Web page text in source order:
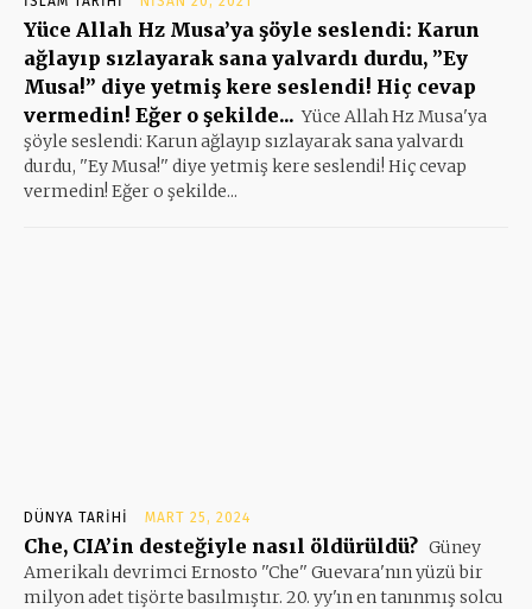
Yüce Allah Hz Musa’ya şöyle seslendi: Karun
ağlayıp sızlayarak sana yalvardı durdu, ”Ey
Musa!” diye yetmiş kere seslendi! Hiç cevap
vermedin! Eğer o şekilde... Yüce Allah Hz Musa'ya
şöyle seslendi: Karun ağlayıp sızlayarak sana yalvardı
durdu, ''Ey Musa!'' diye yetmiş kere seslendi! Hiç cevap
vermedin! Eğer o şekilde...
DÜNYA TARIHI MART 25, 2024
Che, CIA’in desteğiyle nasıl öldürüldü? Güney
Amerikalı devrimci Ernosto ''Che'' Guevara'nın yüzü bir
milyon adet tişörte basılmıştır. 20. yy'ın en tanınmış solcu